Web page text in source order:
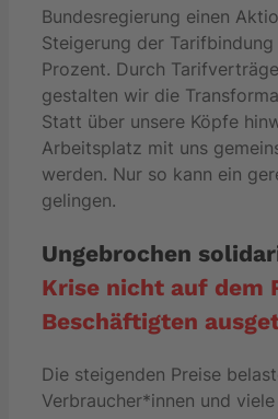
Bundesregierung einen
Steigerung der
Prozent. Durch
gestalten wir die
Statt über unsere Köpfe
Arbeitsplatz mit uns
werden. Nur so kann ein
gelingen.
Ungebrochen
Krise nicht auf dem
Beschäftigten
Die steigenden Preise
Verbraucher*innen und